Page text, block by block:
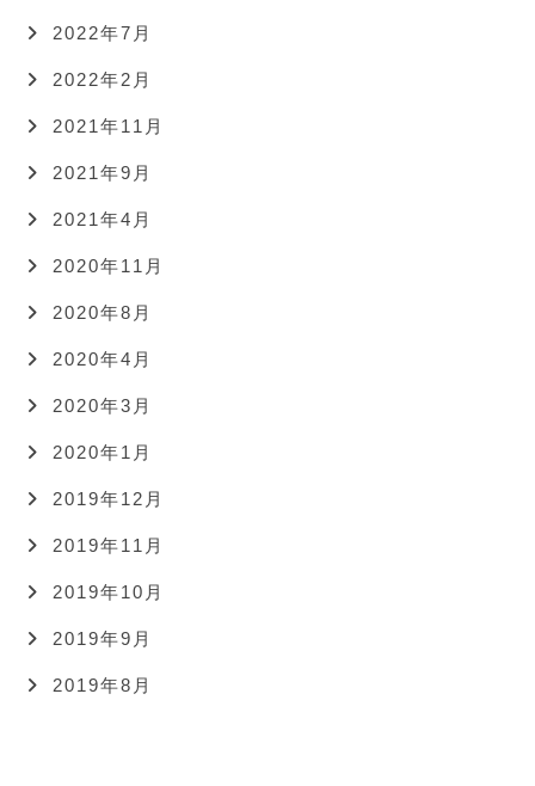
2022年7月
2022年2月
2021年11月
2021年9月
2021年4月
2020年11月
2020年8月
2020年4月
2020年3月
2020年1月
2019年12月
2019年11月
2019年10月
2019年9月
2019年8月